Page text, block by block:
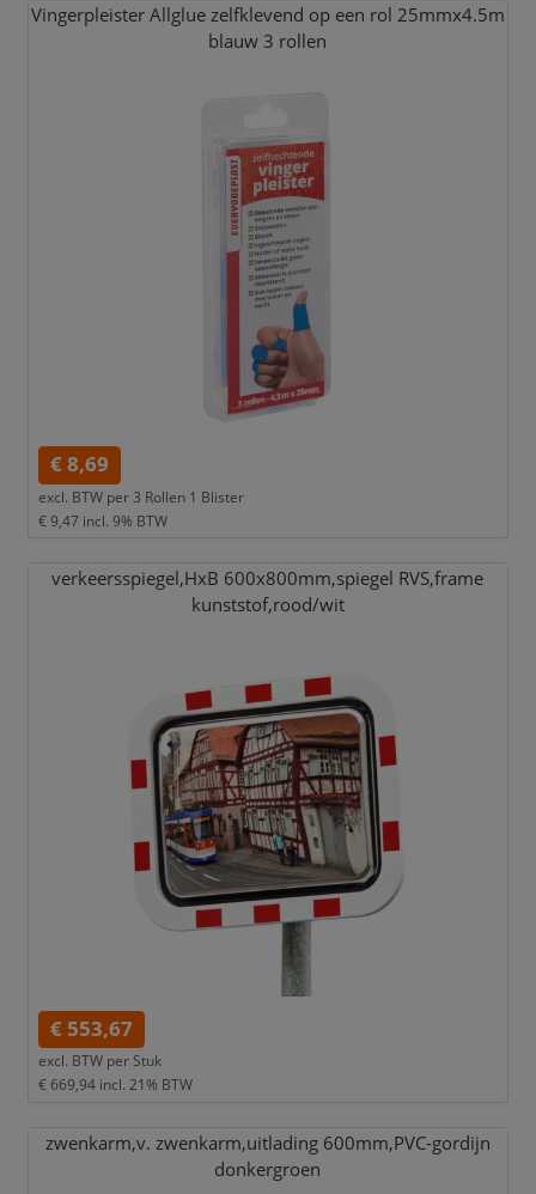
Vingerpleister Allglue zelfklevend op een rol 25mmx4.5m
blauw 3 rollen
€ 8,69
excl. BTW per 3 Rollen 1 Blister
€ 9,47 incl. 9% BTW
verkeersspiegel,HxB 600x800mm,spiegel RVS,frame
kunststof,rood/wit
€ 553,67
excl. BTW per Stuk
€ 669,94 incl. 21% BTW
zwenkarm,v. zwenkarm,uitlading 600mm,PVC-gordijn
donkergroen